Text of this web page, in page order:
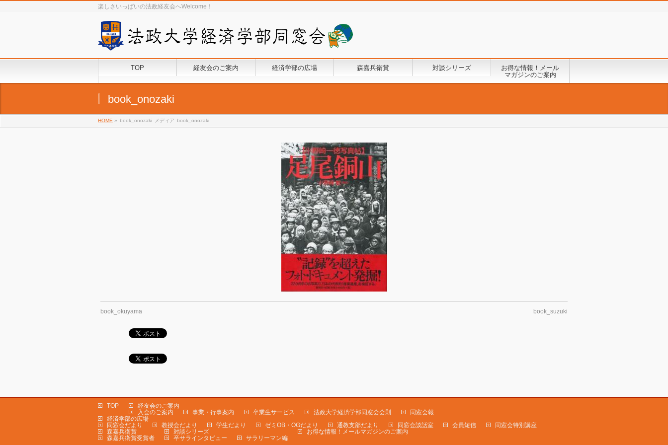
楽しさいっぱいの法政経友会へWelcome！
TOP 経友会のご案内 経済学部の広場 森嘉兵衛賞 対談シリーズ
お得な情報！メール
マガジンのご案内
book_onozaki
HOME » book_onozaki メディア book_onozaki
book_okuyama book_suzuki
TOP
経友会のご案内
入会のご案内
事業・行事案内 卒業生サービス 法政大学経済学部同窓会会則
同窓会報
経済学部の広場
同窓会だより
教授会だより 学生だより ゼミOB・OGだより 通教支部だより 同窓会談話室 会員短信
同窓会特別講座
森嘉兵衛賞
森嘉兵衛賞受賞者
対談シリーズ
卒サラインタビュー
サラリーマン編
お得な情報！メールマガジンのご案内